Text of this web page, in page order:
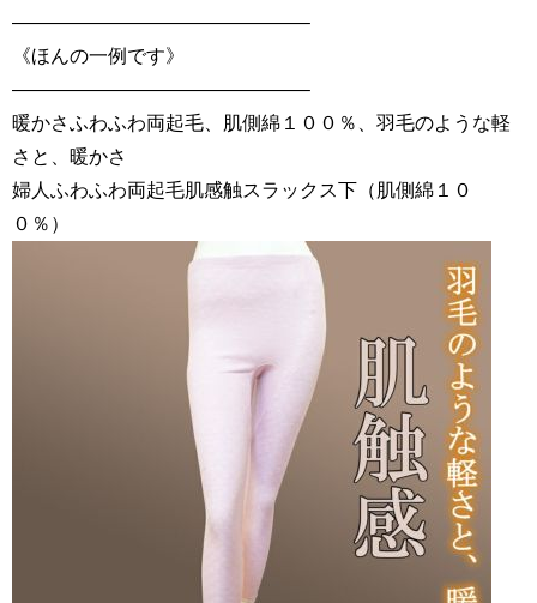
———————————————–
《ほんの一例です》
———————————————–
暖かさふわふわ両起毛、肌側綿１００％、羽毛のような軽
さと、暖かさ
婦人ふわふわ両起毛肌感触スラックス下（肌側綿１０
０％）